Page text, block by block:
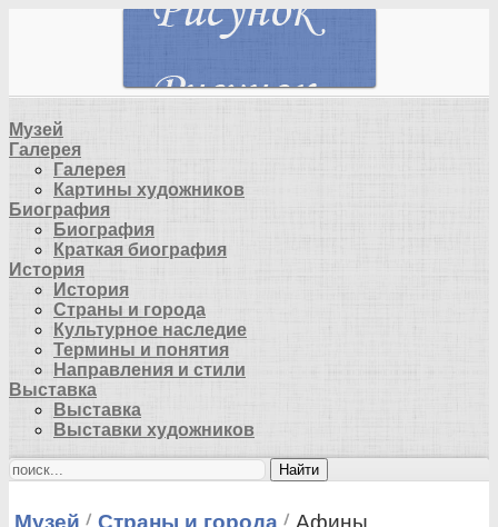
Музей
Галерея
Галерея
Картины художников
Биография
Биография
Краткая биография
История
История
Страны и города
Культурное наследие
Термины и понятия
Направления и стили
Выставка
Выставка
Выставки художников
Найти
Музей Страны и города Афины